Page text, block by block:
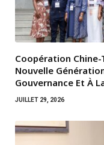
Coopération
Nouvelle
Gouvernance Et À
JUILLET 29, 2026